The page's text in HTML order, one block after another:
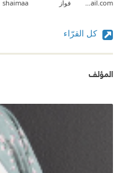
achouaib.2013@gmail.com فواز shaimaa
كل القرّاء
المؤلف